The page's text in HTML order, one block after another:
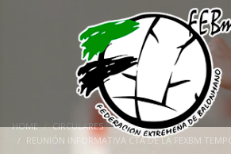
CÓMO AFILIARSE A LA
Completa el formulario de afiliación
Permanece atento al estado de tu
Si tienes problemas con tu afiliación,
HOME
CIRCULARES
REUNIÓN INFORMATIVA CTA DE LA FEXBM